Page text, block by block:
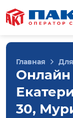
Главная
30,